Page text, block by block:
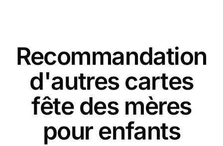
Recommandation
d'autres cartes
fête des mères
pour enfants